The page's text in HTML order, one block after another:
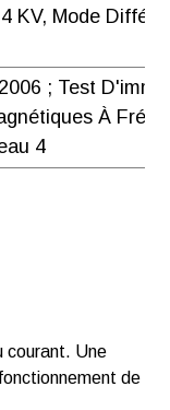
KV, Mode
; Test
À
4
courant. Une
de